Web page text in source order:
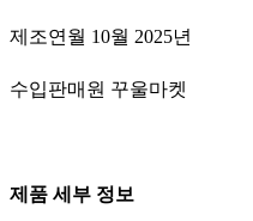
제조연월 10월 2025년
수입판매원 꾸울마켓
제품 세부 정보